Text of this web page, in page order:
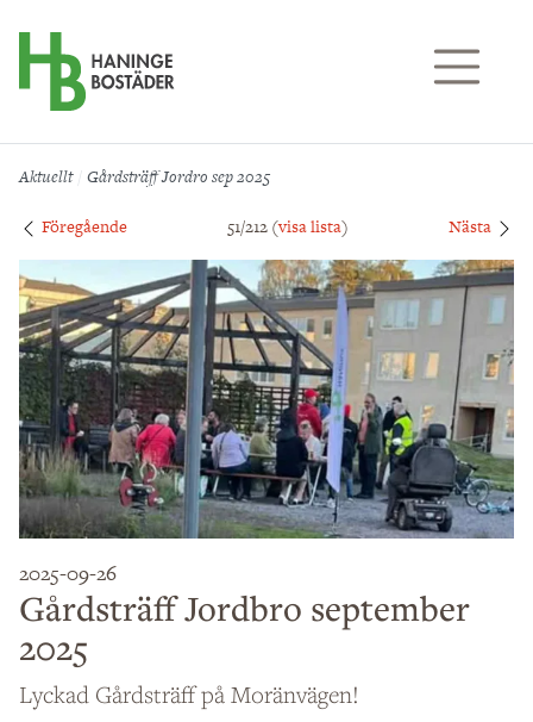
Aktuellt Gårdsträff Jordro sep 2025
Föregående 51/212 (visa lista) Nästa
2025-09-26
Gårdsträff Jordbro september
2025
Lyckad Gårdsträff på Moränvägen!